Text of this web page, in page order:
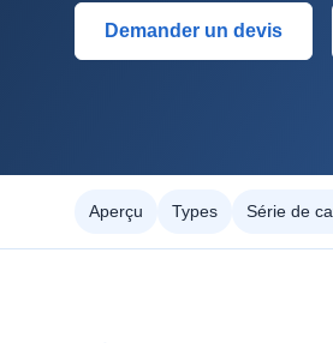
Demander un devis
Aperçu Types Série de